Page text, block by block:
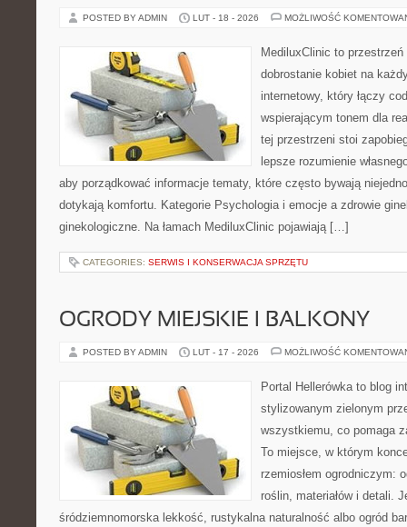
POSTED BY ADMIN LUT - 18 - 2026 MOŻLIWOŚĆ
MediluxClinic to
dobrostanie kobiet na
internetowy, który łączy
wspierającym tonem dla
tej przestrzeni stoi
lepsze rozumienie
aby porządkować informacje tematy, które często bywają
dotykają komfortu. Kategorie Psychologia i emocje a zdrowie
ginekologiczne. Na łamach MediluxClinic pojawiają […]
CATEGORIES: SERWIS I KONSERWACJA SPRZĘTU
OGRODY MIEJSKIE I BALKONY
POSTED BY ADMIN LUT - 17 - 2026 MOŻLIWOŚĆ
Portal Hellerówka to blog
stylizowanym zielonym
wszystkiemu, co pomaga
To miejsce, w którym
rzemiosłem ogrodniczym:
roślin, materiałów i detali.
śródziemnomorska lekkość, rustykalna naturalność albo ogród